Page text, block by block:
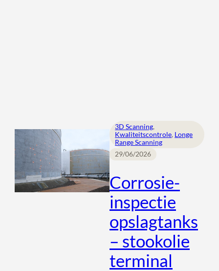
3D Scanning
Kwaliteitscontrole, Longe
Range Scanning
29/06/2026
Corrosie-
inspectie
opslagtanks
– stookolie
terminal